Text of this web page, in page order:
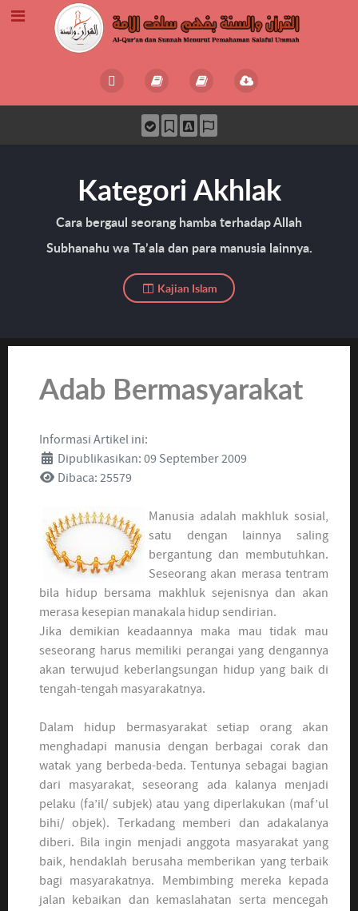
Kategori Akhlak
Cara bergaul seorang hamba terhadap Allah
Subhanahu wa Ta’ala dan para manusia lainnya.
Kajian Islam
Adab Bermasyarakat
Informasi Artikel ini:
Dipublikasikan: 09 September 2009
Dibaca: 25579
Manusia adalah makhluk sosial,
satu dengan lainnya saling
bergantung dan membutuhkan.
Seseorang akan merasa tentram
bila hidup bersama makhluk sejenisnya dan akan
merasa kesepian manakala hidup sendirian.
Jika demikian keadaannya maka mau tidak mau
seseorang harus memiliki perangai yang dengannya
akan terwujud keberlangsungan hidup yang baik di
tengah-tengah masyarakatnya.
Dalam hidup bermasyarakat setiap orang akan
menghadapi manusia dengan berbagai corak dan
watak yang berbeda-beda. Tentunya sebagai bagian
dari masyarakat, seseorang ada kalanya menjadi
pelaku (fa’il/ subjek) atau yang diperlakukan (maf’ul
bihi/ objek). Terkadang memberi dan adakalanya
diberi. Bila ingin menjadi anggota masyarakat yang
baik, hendaklah berusaha memberikan yang terbaik
bagi masyarakatnya. Membimbing mereka kepada
jalan kebaikan dan kemaslahatan serta mencegah